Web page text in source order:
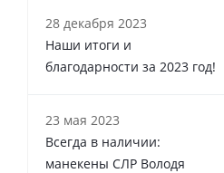
28 декабря 2023
Наши итоги и
благодарности за 2023 год!
23 мая 2023
Всегда в наличии:
манекены СЛР Володя